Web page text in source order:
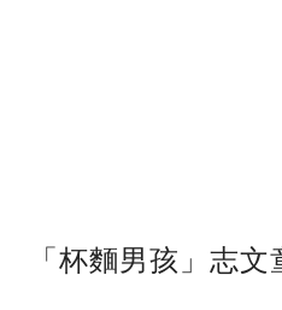
「杯麵男孩」志